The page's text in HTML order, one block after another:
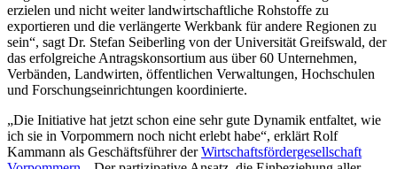
erzielen und nicht weiter landwirtschaftliche Rohstoffe zu
exportieren und die verlängerte Werkbank für andere Regionen zu
sein“, sagt Dr. Stefan Seiberling von der Universität Greifswald, der
das erfolgreiche Antragskonsortium aus über 60 Unternehmen,
Verbänden, Landwirten, öffentlichen Verwaltungen, Hochschulen
und Forschungseinrichtungen koordinierte.
„Die Initiative hat jetzt schon eine sehr gute Dynamik entfaltet, wie
ich sie in Vorpommern noch nicht erlebt habe“, erklärt Rolf
Kammann als Geschäftsführer derWirtschaftsfördergesellschaft